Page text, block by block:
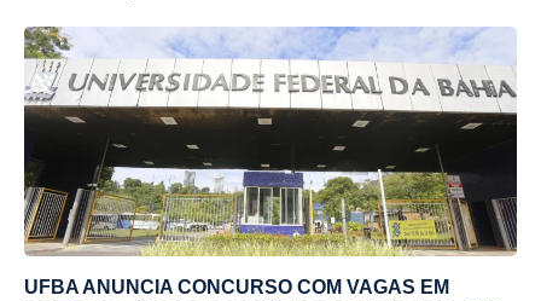
UFBA ANUNCIA CONCURSO COM VAGAS EM